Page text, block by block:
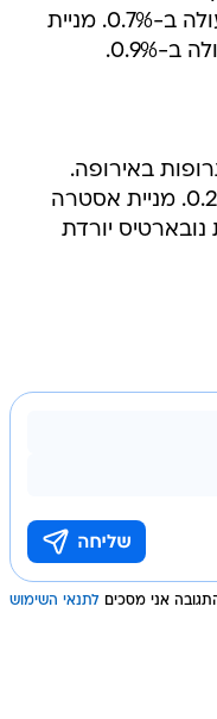
bmw עולה ב-1.6%. מניית פז'ו עולה ב-0.7%. מניית
באירופה.
מניית מרק הגרמנית יורדת ב-0.2%. מניית אסטרה
כן. מניית נובארטיס יורדת
אני מסכים לתנאי השימוש